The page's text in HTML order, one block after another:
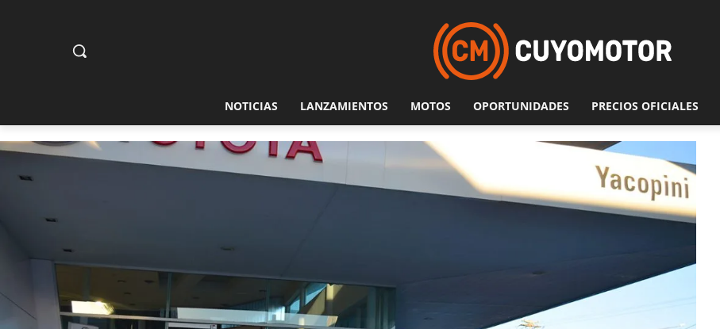
NOTICIAS LANZAMIENTOS MOTOS OPORTUNIDADES PRECIOS OFICIALES